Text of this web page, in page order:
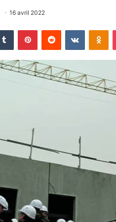
16 avril 2022